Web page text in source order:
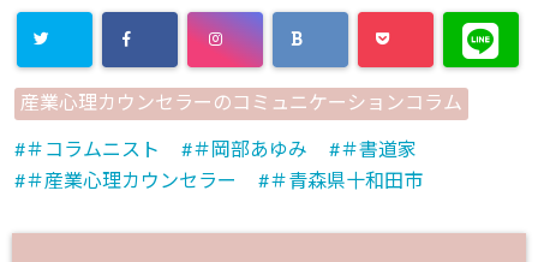
産業心理カウンセラーのコミュニケーションコラム
＃コラムニスト ＃岡部あゆみ
＃書道家
＃産業心理カウンセラー
＃青森県十和田市